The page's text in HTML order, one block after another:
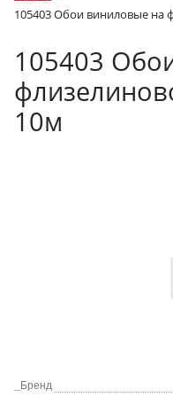
105403 Обои виниловые на
105403
10м
_Бренд